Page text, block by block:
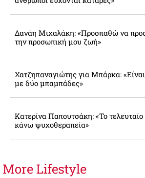
Δανάη Μιχαλάκη: «Προσπαθώ να
την προσωπική μου ζωή»
Χατζηπαναγιώτης για Μπάρκα:
με δύο μπαμπάδες»
Κατερίνα Παπουτσάκη: «Το
κάνω ψυχοθεραπεία»
More Lifestyle